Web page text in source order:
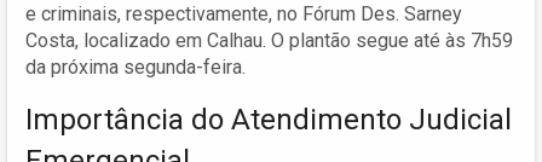
e criminais, respectivamente, no Fórum Des. Sarney
Costa, localizado em Calhau. O plantão segue até às 7h59
da próxima segunda-feira.
Importância do Atendimento Judicial